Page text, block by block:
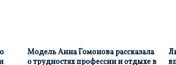
Модель Анна Гомонова рассказала
о трудностях профессии и отдыхе в